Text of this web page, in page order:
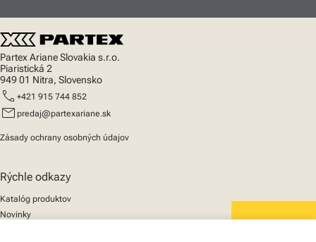
Partex Ariane Slovakia s.r.o.
Piaristická 2
949 01 Nitra, Slovensko
call +421 915 744 852
mail predaj@partexariane.sk
Zásady ochrany osobných údajov
Rýchle odkazy
Katalóg produktov
Novinky